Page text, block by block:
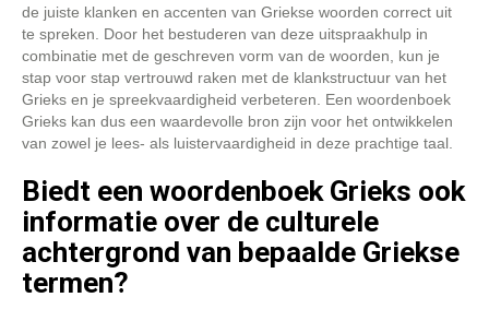
de juiste klanken en accenten van Griekse woorden correct uit
te spreken. Door het bestuderen van deze uitspraakhulp in
combinatie met de geschreven vorm van de woorden, kun je
stap voor stap vertrouwd raken met de klankstructuur van het
Grieks en je spreekvaardigheid verbeteren. Een woordenboek
Grieks kan dus een waardevolle bron zijn voor het ontwikkelen
van zowel je lees- als luistervaardigheid in deze prachtige taal.
Biedt een woordenboek Grieks ook
informatie over de culturele
achtergrond van bepaalde Griekse
termen?